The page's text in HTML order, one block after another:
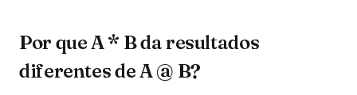
Por que A * B da resultados
diferentes de A @ B?